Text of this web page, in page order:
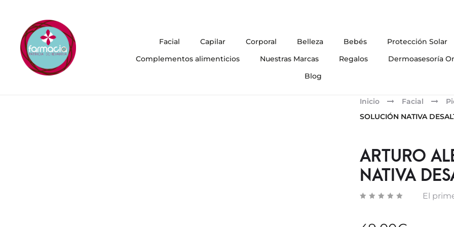
Facial Capilar Corporal Belleza Bebés
Protección Solar
Complementos alimenticios
Nuestras Marcas Regalos
Dermoasesoría
Blog
Inicio Facial
SOLUCIÓN NATIVA
ARTURO
NATIVA
El